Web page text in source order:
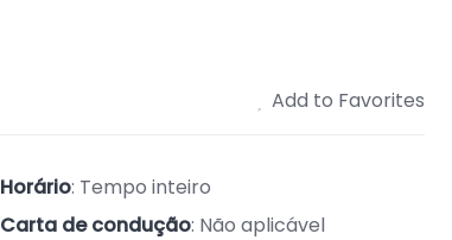
Add to Favorites
Horário: Tempo inteiro
Carta de condução: Não aplicável